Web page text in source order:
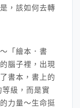
，該如何去轉
「繪本．書
腦子裡，出現
書本，書上的
級，而是實
力量～生命挺